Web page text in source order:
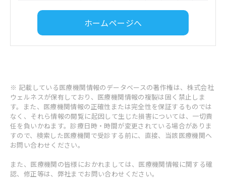
ホームページへ
※ 記載している医療機関情報のデータベースの著作権は、株式会社
ウェルネスが保有しており、医療機関情報の複製は固く禁止しま
す。また、医療機関情報の正確性または完全性を保証するものでは
なく、それら情報の閲覧に起因して生じた損害については、一切責
任を負いかねます。診療日時・時間が変更されている場合がありま
すので、検索した医療機関で受診する前に、直接、当該医療機関へ
お問い合わせください。
また、医療機関の皆様におかれましては、医療機関情報に関する確
認、修正等は、弊社までお問い合わせください。